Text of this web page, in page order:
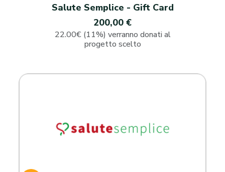
Salute Semplice - Gift Card
200,00 €
22.00€ (11%) verranno donati al
progetto scelto